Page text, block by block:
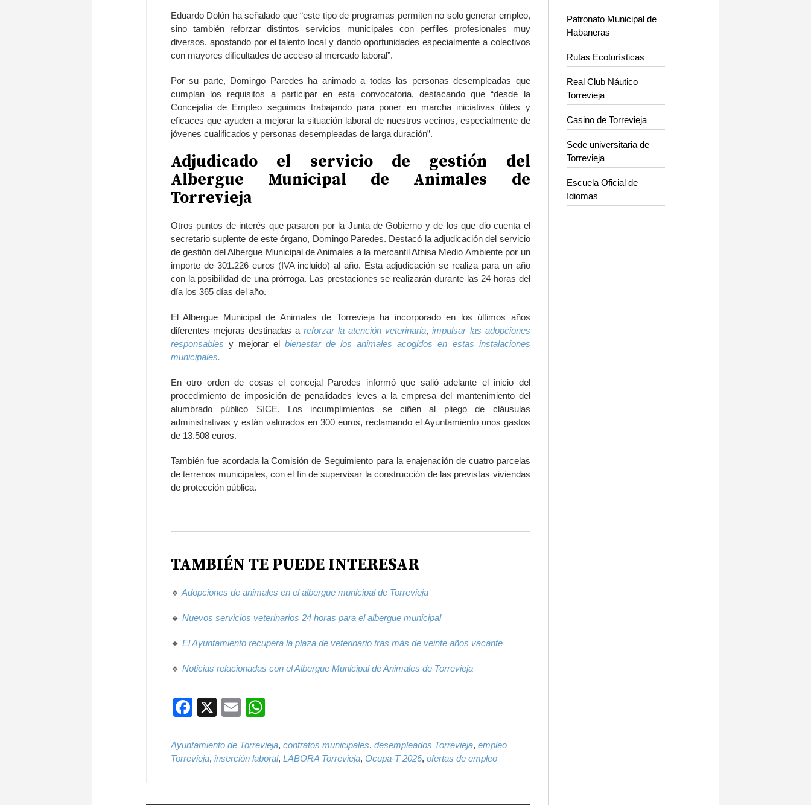
Eduardo Dolón ha señalado que “este tipo de programas permiten no solo generar empleo,
sino también reforzar distintos servicios municipales con perfiles profesionales muy
diversos, apostando por el talento local y dando oportunidades especialmente a colectivos
con mayores dificultades de acceso al mercado laboral”.
Por su parte, Domingo Paredes ha animado a todas las personas desempleadas que
cumplan los requisitos a participar en esta convocatoria, destacando que “desde la
Concejalía de Empleo seguimos trabajando para poner en marcha iniciativas útiles y
eficaces que ayuden a mejorar la situación laboral de nuestros vecinos, especialmente de
jóvenes cualificados y personas desempleadas de larga duración”.
Adjudicado el servicio de gestión del
Albergue Municipal de Animales de
Torrevieja
Otros puntos de interés que pasaron por la Junta de Gobierno y de los que dio cuenta el
secretario suplente de este órgano, Domingo Paredes. Destacó la adjudicación del servicio
de gestión del Albergue Municipal de Animales a la mercantil Athisa Medio Ambiente por un
importe de 301.226 euros (IVA incluido) al año. Esta adjudicación se realiza para un año
con la posibilidad de una prórroga. Las prestaciones se realizarán durante las 24 horas del
día los 365 días del año.
El Albergue Municipal de Animales de Torrevieja ha incorporado en los últimos años
diferentes mejoras destinadas a reforzar la atención veterinaria, impulsar las adopciones
responsables y mejorar elbienestar de los animales acogidos en estas instalaciones
municipales.
En otro orden de cosas el concejal Paredes informó que salió adelante el inicio del
procedimiento de imposición de penalidades leves a la empresa del mantenimiento del
alumbrado público SICE. Los incumplimientos se ciñen al pliego de cláusulas
administrativas y están valorados en 300 euros, reclamando el Ayuntamiento unos gastos
de 13.508 euros.
También fue acordada la Comisión de Seguimiento para la enajenación de cuatro parcelas
de terrenos municipales, con el fin de supervisar la construcción de las previstas viviendas
de protección pública.
TAMBIÉN TE PUEDE INTERESAR
🔹 Adopciones de animales en el albergue municipal de Torrevieja
🔹 Nuevos servicios veterinarios 24 horas para el albergue municipal
🔹 El Ayuntamiento recupera la plaza de veterinario tras más de veinte años vacante
🔹 Noticias relacionadas con el Albergue Municipal de Animales de Torrevieja
Facebook
X Email
Ayuntamiento de Torrevieja, contratos municipales, desempleados Torrevieja, empleo
Torrevieja, inserción laboral, LABORA Torrevieja, Ocupa-T 2026, ofertas de empleo
Patronato Municipal de
Habaneras
Rutas Ecoturísticas
Real Club Náutico
Torrevieja
Casino de Torrevieja
Sede universitaria de
Torrevieja
Escuela Oficial de
Idiomas